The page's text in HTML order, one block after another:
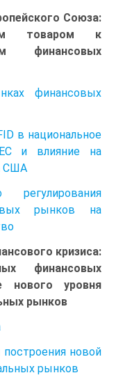
Союза:
товаром к
финансовых
финансовых
в национальное
ЕС и влияние на
США
рынков на
кризиса:
финансовых
нового уровня
рынков
новой
рынков